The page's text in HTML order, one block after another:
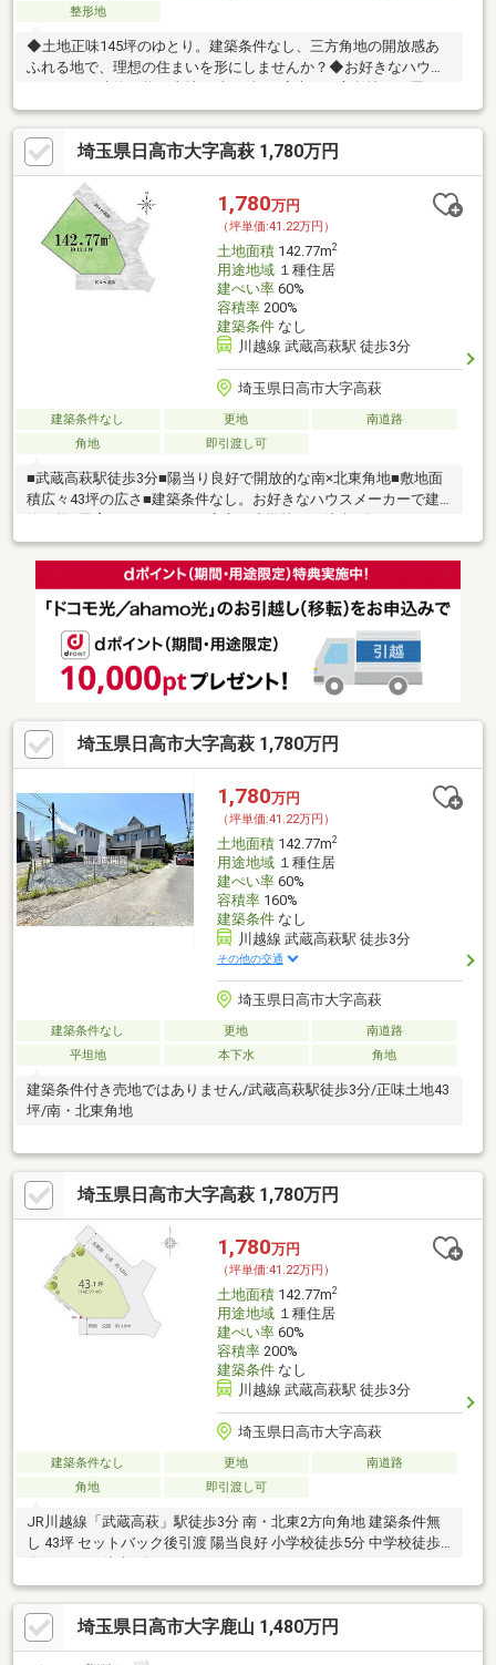
整形地
◆土地正味145坪のゆとり。建築条件なし、三方角地の開放感あ
ふれる地で、理想の住まいを形にしませんか？◆お好きなハウス
メーカーで建築可能！土地正味145坪の広大な三方角地。平屋や
ガレージハウスなど、こだわりのプランが実現します。◆全方位
に陽光が降り注ぐ三方角地。約145坪の敷地は家庭菜園やドッグ
ランにも最適。周辺施設も充実した住環境です。■当日のご見学
も承れます。お気軽にお問合せ下さい。詳しい資料のご請求・物
件見学のご依頼はページ内の【資料請求】・【電話で問い合わ
せ】ボタンよりお進みください
埼玉県日高市大字高萩 1,780万円
1,780万円
（坪単価:41.22万円）
土地面積142.77m2
用途地域１種住居
建ぺい率60%
容積率200%
建築条件なし
川越線 武蔵高萩駅 徒歩3分
埼玉県日高市大字高萩
建築条件なし 更地
南道路
角地
即引渡し可
■武蔵高萩駅徒歩3分■陽当り良好で開放的な南×北東角地■敷地面
積広々43坪の広さ■建築条件なし。お好きなハウスメーカーで建
埼玉県日高市大字高萩 1,780万円
1,780万円
（坪単価:41.22万円）
土地面積142.77m2
用途地域１種住居
建ぺい率60%
容積率160%
建築条件なし
川越線 武蔵高萩駅 徒歩3分
その他の交通
埼玉県日高市大字高萩
建築条件なし 更地
南道路
平坦地
本下水 角地
建築条件付き売地ではありません/武蔵高萩駅徒歩3分/正味土地43
坪/南・北東角地
埼玉県日高市大字高萩 1,780万円
1,780万円
（坪単価:41.22万円）
土地面積142.77m2
用途地域１種住居
建ぺい率60%
容積率200%
建築条件なし
川越線 武蔵高萩駅 徒歩3分
埼玉県日高市大字高萩
建築条件なし 更地
南道路
角地
即引渡し可
JR川越線「武蔵高萩」駅徒歩3分 南・北東2方向角地 建築条件無
し 43坪 セットバック後引渡 陽当良好 小学校徒歩5分 中学校徒歩5
埼玉県日高市大字鹿山 1,480万円